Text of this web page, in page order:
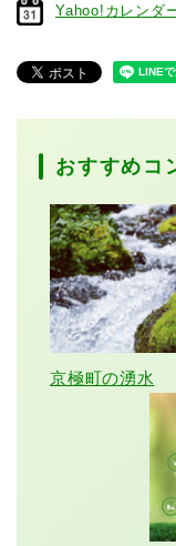
Yahoo!カレンダ
おすすめコ
京極町の湧水